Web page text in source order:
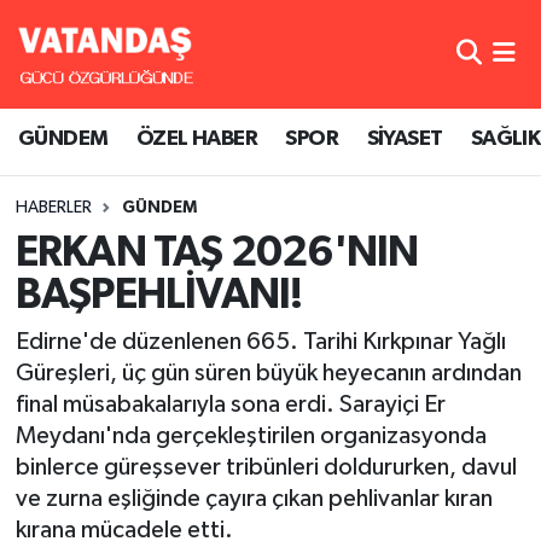
GÜNDEM ÖZEL HABER SPOR SİYASET SAĞLIK
HABERLER GÜNDEM
ERKAN TAŞ 2026'NIN
BAŞPEHLİVANI!
Edirne'de düzenlenen 665. Tarihi Kırkpınar Yağlı
Güreşleri, üç gün süren büyük heyecanın ardından
final müsabakalarıyla sona erdi. Sarayiçi Er
Meydanı'nda gerçekleştirilen organizasyonda
binlerce güreşsever tribünleri doldururken, davul
ve zurna eşliğinde çayıra çıkan pehlivanlar kıran
kırana mücadele etti.
GÜNDEM
SPOR
SİYASET
SAĞLIK
Hava Durumu
Süper Lig Puan Durumu ve Fikstür
Tüm Manşetler
Son Dakika Haberleri
Haber Arşivi